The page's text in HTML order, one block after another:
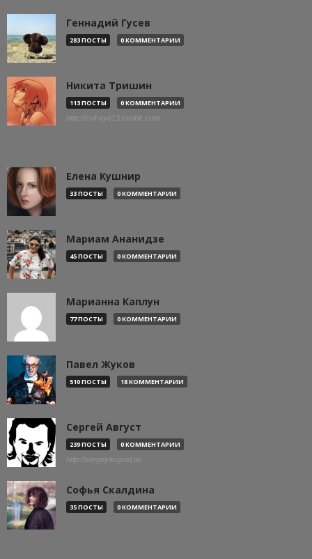
Геннадий Гусев
283 ПОСТЫ 0 КОММЕНТАРИИ
Никита Тришин
113 ПОСТЫ 0 КОММЕНТАРИИ
http://evil-eye13.tumblr.com
Елена Кушнир
33 ПОСТЫ 0 КОММЕНТАРИИ
Мариам Ананидзе
45 ПОСТЫ 0 КОММЕНТАРИИ
Марианна Каплун
77 ПОСТЫ 0 КОММЕНТАРИИ
Павел Жуков
510 ПОСТЫ 18 КОММЕНТАРИИ
Сергей Август
239 ПОСТЫ 0 КОММЕНТАРИИ
http://sergeyaugust.ru
Софья Скалдина
35 ПОСТЫ 0 КОММЕНТАРИИ